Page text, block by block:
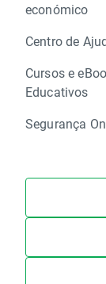
económico
Centro de
Cursos e
Educativos
Segurança